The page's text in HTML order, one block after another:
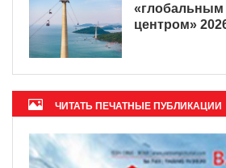
«глобальным
центром»
ЧИТАТЬ ПЕЧАТНЫЕ ПУБЛИКАЦИИ